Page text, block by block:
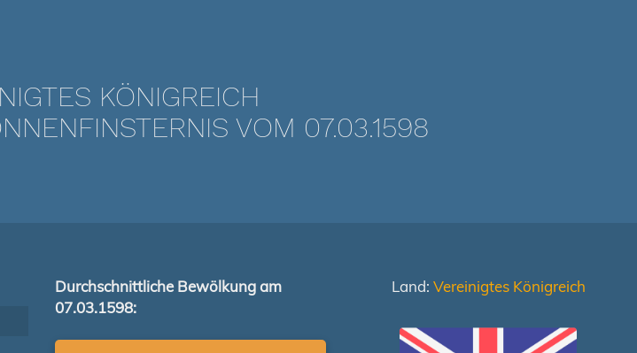
KÖNIGREICH
VOM 07.03.1598
Durchschnittliche Bewölkung am
07.03.1598:
Land: Vereinigtes Königreich